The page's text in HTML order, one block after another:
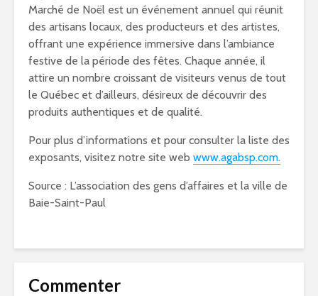
Marché de Noël est un événement annuel qui réunit
des artisans locaux, des producteurs et des artistes,
offrant une expérience immersive dans l’ambiance
festive de la période des fêtes. Chaque année, il
attire un nombre croissant de visiteurs venus de tout
le Québec et d’ailleurs, désireux de découvrir des
produits authentiques et de qualité.
Pour plus d’informations et pour consulter la liste des
exposants, visitez notre site web www.agabsp.com.
Source : L’association des gens d’affaires et la ville de
Baie-Saint-Paul
Commenter